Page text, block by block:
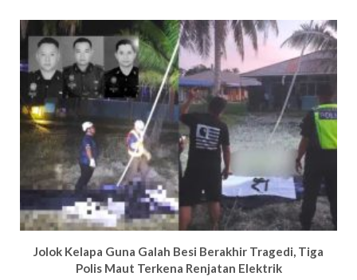
Jolok Kelapa Guna Galah Besi Berakhir Tragedi, Tiga
Polis Maut Terkena Renjatan Elektrik